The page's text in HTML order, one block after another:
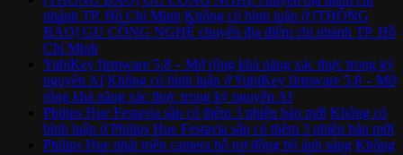
nhánh TP. Hồ Chí Minh Không có bình luận ở [THÔNG
BÁO] GU CÔNG NGHỆ chuyển địa điểm chi nhánh TP. Hồ
Chí Minh
YubiKey firmware 5.8 – Mở rộng khả năng xác thực trong kỷ
nguyên AI Không có bình luận ở YubiKey firmware 5.8 – Mở
rộng khả năng xác thực trong kỷ nguyên AI
Philips Hue Festavia sắp có thêm 3 phiên bản mới Không có
bình luận ở Philips Hue Festavia sắp có thêm 3 phiên bản mới
Philips Hue phát triển camera hỗ trợ đồng bộ ánh sáng Không